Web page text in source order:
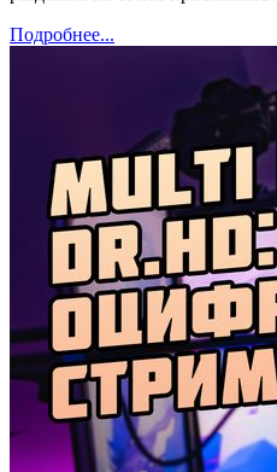
Подробнее...